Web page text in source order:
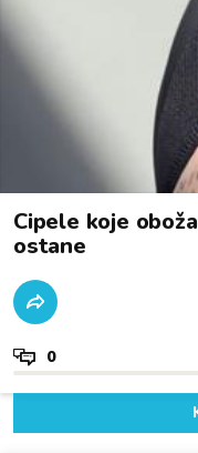
Cipele koje
ostane
0